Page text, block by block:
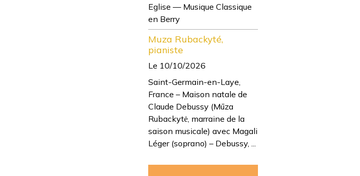
Eglise — Musique Classique
en Berry
Muza Rubackyté,
pianiste
Le 10/10/2026
Saint-Germain-en-Laye,
France – Maison natale de
Claude Debussy (Mūza
Rubackytė, marraine de la
saison musicale) avec Magali
Léger (soprano) – Debussy, ...